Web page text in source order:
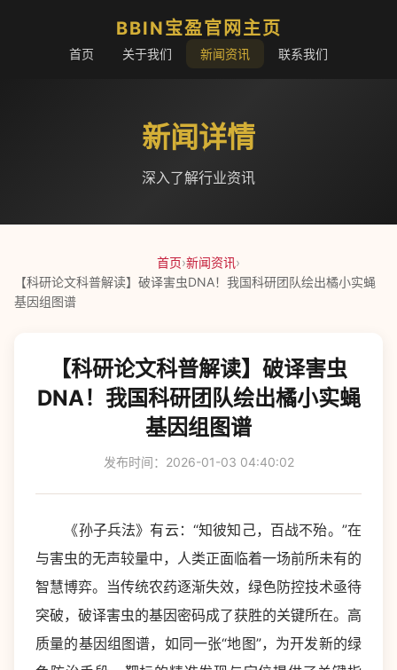
BBIN宝盈官网主页
首页 关于我们 新闻资讯 联系我们
新闻详情
深入了解行业资讯
首页›新闻资讯›
【科研论文科普解读】破译害虫DNA！我国科研团队绘出橘小实蝇
基因组图谱
【科研论文科普解读】破译害虫
DNA！我国科研团队绘出橘小实蝇
基因组图谱
发布时间：2026-01-03 04:40:02
《孙子兵法》有云：“知彼知己，百战不殆。”在
与害虫的无声较量中，人类正面临着一场前所未有的
智慧博弈。当传统农药逐渐失效，绿色防控技术亟待
突破，破译害虫的基因密码成了获胜的关键所在。高
质量的基因组图谱，如同一张“地图”，为开发新的绿